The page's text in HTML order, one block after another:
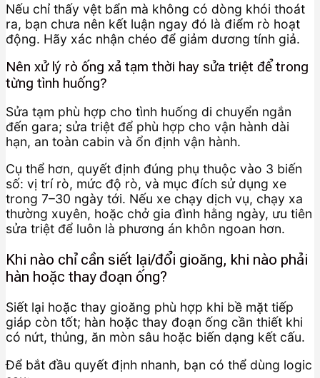
Nếu chỉ thấy vệt bẩn mà không có dòng khói thoát
ra, bạn chưa nên kết luận ngay đó là điểm rò hoạt
động. Hãy xác nhận chéo để giảm dương tính giả.
Nên xử lý rò ống xả tạm thời hay sửa triệt để trong
từng tình huống?
Sửa tạm phù hợp cho tình huống di chuyển ngắn
đến gara; sửa triệt để phù hợp cho vận hành dài
hạn, an toàn cabin và ổn định vận hành.
Cụ thể hơn, quyết định đúng phụ thuộc vào 3 biến
số: vị trí rò, mức độ rò, và mục đích sử dụng xe
trong 7–30 ngày tới. Nếu xe chạy dịch vụ, chạy xa
thường xuyên, hoặc chở gia đình hằng ngày, ưu tiên
sửa triệt để luôn là phương án khôn ngoan hơn.
Khi nào chỉ cần siết lại/đổi gioăng, khi nào phải
hàn hoặc thay đoạn ống?
Siết lại hoặc thay gioăng phù hợp khi bề mặt tiếp
giáp còn tốt; hàn hoặc thay đoạn ống cần thiết khi
có nứt, thủng, ăn mòn sâu hoặc biến dạng kết cấu.
Để bắt đầu quyết định nhanh, bạn có thể dùng logic